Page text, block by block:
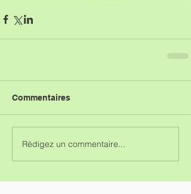
Commentaires
Rédigez un commentaire...